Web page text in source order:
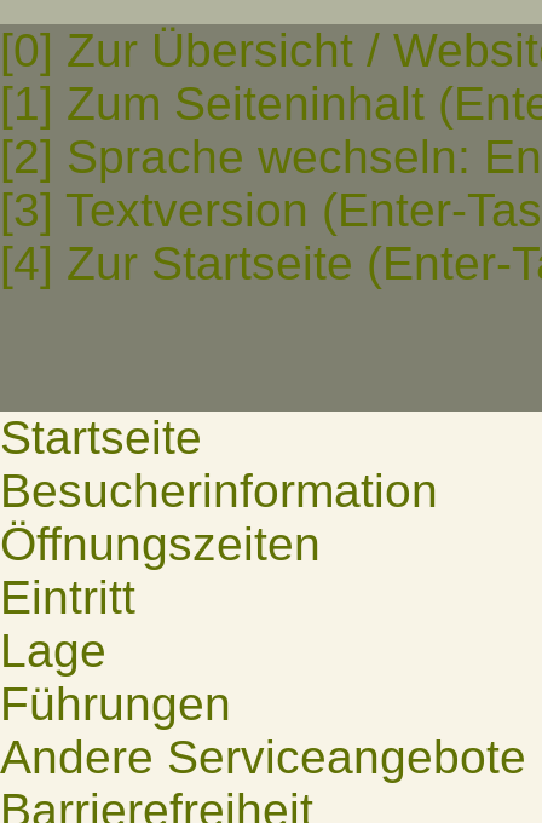
[0] Zur Übersicht /
[1] Zum Seiteninhalt
[2] Sprache wechseln:
[3] Textversion (Enter-
[4] Zur Startseite (Enter-
Startseite
Besucherinformation
Öffnungszeiten
Eintritt
Lage
Führungen
Andere Serviceangebote
Barrierefreiheit